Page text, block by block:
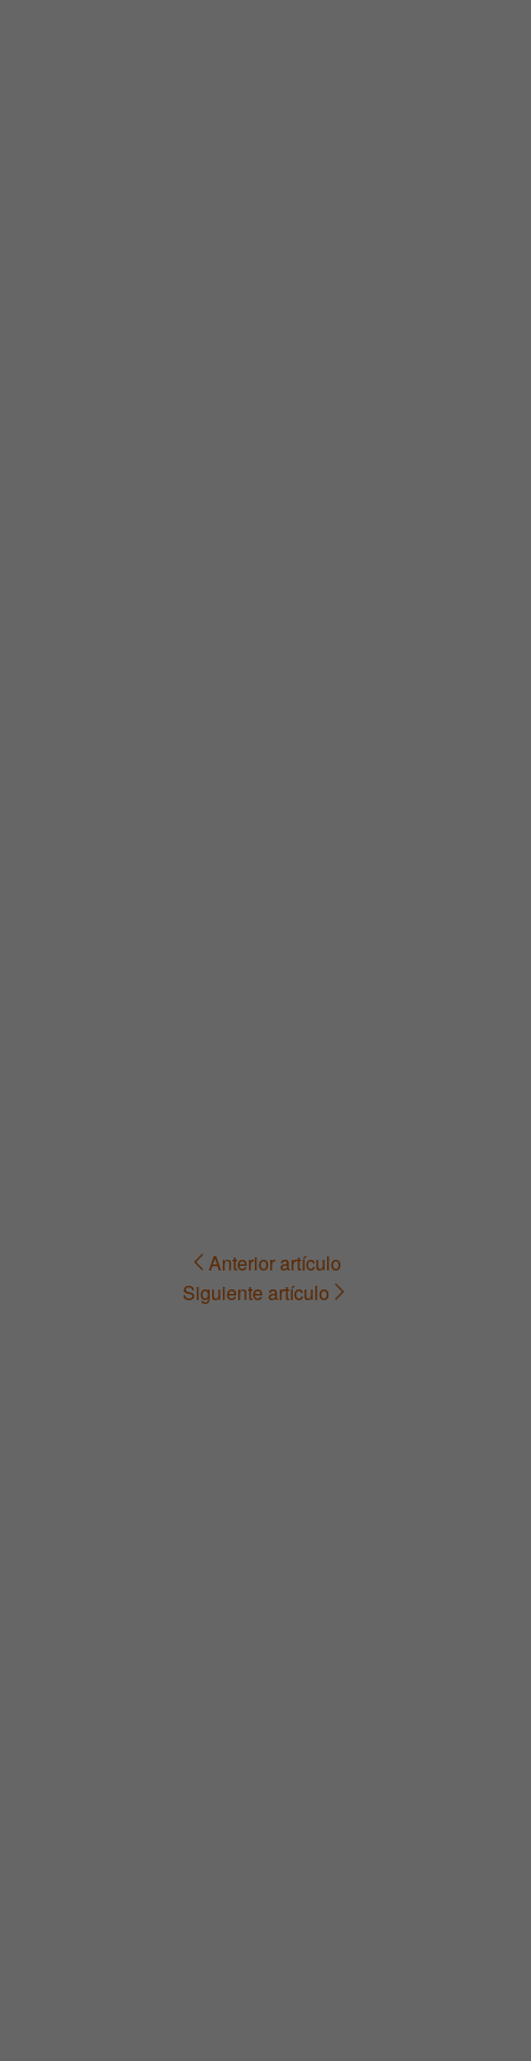
Navegación Anterior artículo
Siguiente artículo